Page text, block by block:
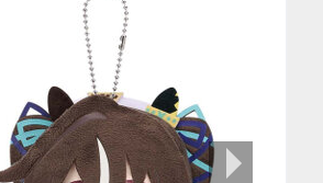
次の画像